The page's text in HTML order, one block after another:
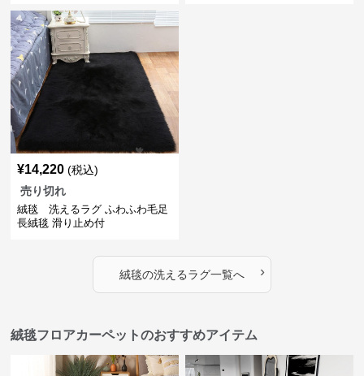
¥14,220 (税込)
売り切れ
絨毯 洗えるラグ ふわふわ毛足
長絨毯 滑り止め付
絨毯の洗えるラグ一覧へ ›
絨毯フロアカーペットのおすすめアイテム